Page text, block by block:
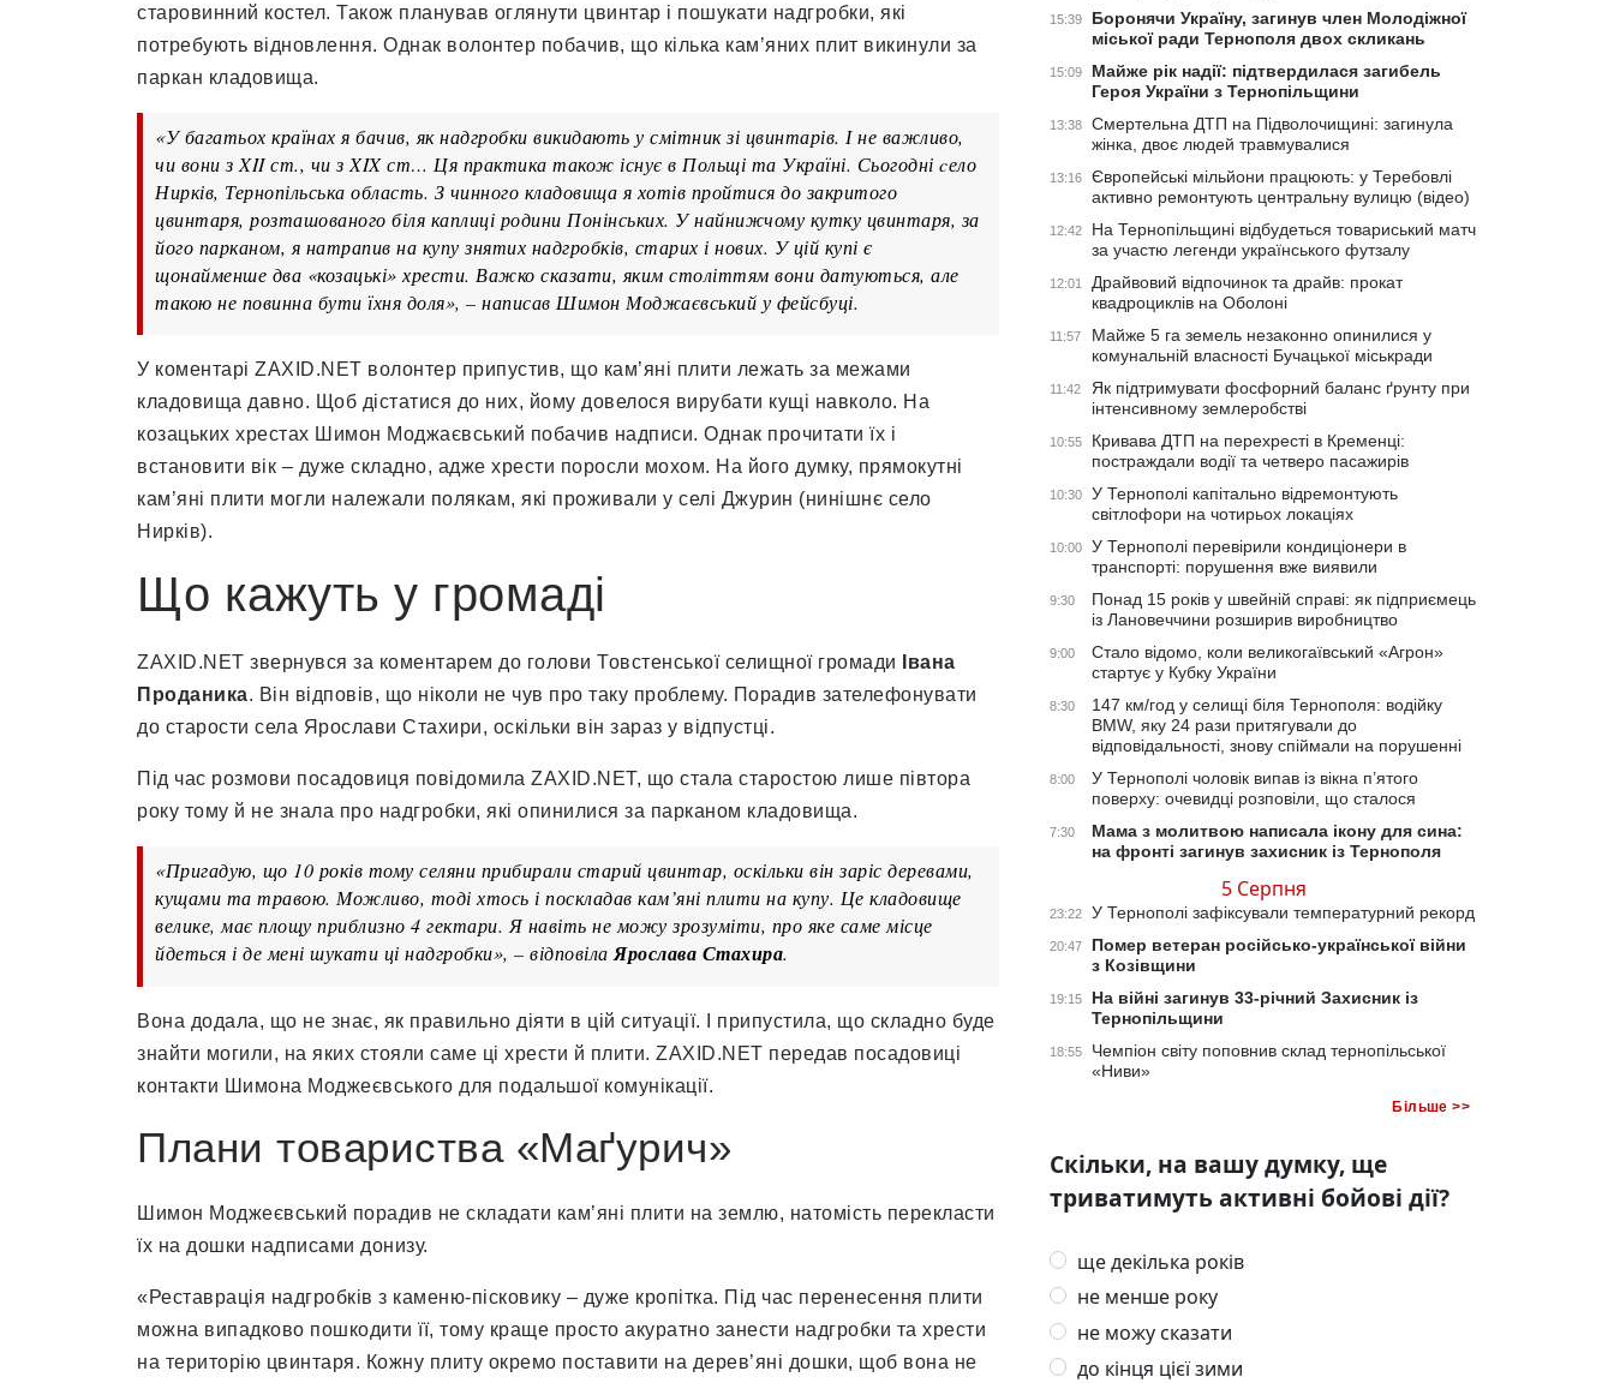
старовинний костел. Також планував оглянути цвинтар і пошукати надгробки, які
потребують відновлення. Однак волонтер побачив, що кілька кам’яних плит викинули за
паркан кладовища.
«У багатьох країнах я бачив, як надгробки викидають у смітник зі цвинтарів. І не важливо,
чи вони з XII ст., чи з XIX ст… Ця практика також існує в Польщі та Україні. Сьогодні cело
Нирків, Тернопільська область. З чинного кладовища я хотів пройтися до закритого
цвинтаря, розташованого біля каплиці родини Понінських. У найнижчому кутку цвинтаря, за
його парканом, я натрапив на купу знятих надгробків, старих і нових. У цій купі є
щонайменше два «козацькі» хрести. Важко сказати, яким століттям вони датуються, але
такою не повинна бути їхня доля», – написав Шимон Моджаєвський у фейсбуці.
У коментарі ZAXID.NET волонтер припустив, що кам’яні плити лежать за межами
кладовища давно. Щоб дістатися до них, йому довелося вирубати кущі навколо. На
козацьких хрестах Шимон Моджаєвський побачив надписи. Однак прочитати їх і
встановити вік – дуже складно, адже хрести поросли мохом. На його думку, прямокутні
кам’яні плити могли належали полякам, які проживали у селі Джурин (нинішнє село
Нирків).
Що кажуть у громаді
ZAXID.NET звернувся за коментарем до голови Товстенської селищної громади
Івана
Проданика. Він відповів, що ніколи не чув про таку проблему. Порадив зателефонувати
до старости села Ярослави Стахири, оскільки він зараз у відпустці.
Під час розмови посадовиця повідомила ZAXID.NET, що стала старостою лише півтора
року тому й не знала про надгробки, які опинилися за парканом кладовища.
«Пригадую, що 10 років тому селяни прибирали старий цвинтар, оскільки він заріс деревами,
кущами та травою. Можливо, тоді хтось і поскладав кам’яні плити на купу. Це кладовище
велике, має площу приблизно 4 гектари. Я навіть не можу зрозуміти, про яке саме місце
йдеться і де мені шукати ці надгробки», – відповіла Ярослава Стахира.
Вона додала, що не знає, як правильно діяти в цій ситуації. І припустила, що складно буде
знайти могили, на яких стояли саме ці хрести й плити. ZAXID.NET передав посадовиці
контакти Шимона Моджеєвського для подальшої комунікації.
Плани товариства «Маґурич»
Шимон Моджеєвський порадив не складати кам’яні плити на землю, натомість перекласти
їх на дошки надписами донизу.
«Реставрація надгробків з каменю-пісковику – дуже кропітка. Під час перенесення плити
можна випадково пошкодити її, тому краще просто акуратно занести надгробки та хрести
на територію цвинтаря. Кожну плиту окремо поставити на дерев’яні дошки, щоб вона не
15:39
Боронячи Україну, загинув член Молодіжної
міської ради Тернополя двох скликань
15:09
Майже рік надії: підтвердилася загибель
Героя України з Тернопільщини
13:38
Смертельна ДТП на Підволочищині: загинула
жінка, двоє людей травмувалися
13:16
Європейські мільйони працюють: у Теребовлі
активно ремонтують центральну вулицю (відео)
12:42
На Тернопільщині відбудеться товариський матч
за участю легенди українського футзалу
12:01
Драйвовий відпочинок та драйв: прокат
квадроциклів на Оболоні
11:57
Майже 5 га земель незаконно опинилися у
комунальній власності Бучацької міськради
11:42
Як підтримувати фосфорний баланс ґрунту при
інтенсивному землеробстві
10:55
Кривава ДТП на перехресті в Кременці:
постраждали водії та четверо пасажирів
10:30
У Тернополі капітально відремонтують
світлофори на чотирьох локаціях
10:00
У Тернополі перевірили кондиціонери в
транспорті: порушення вже виявили
9:30
Понад 15 років у швейній справі: як підприємець
із Лановеччини розширив виробництво
9:00
Стало відомо, коли великогаївський «Агрон»
стартує у Кубку України
8:30
147 км/год у селищі біля Тернополя: водійку
BMW, яку 24 рази притягували до
відповідальності, знову спіймали на порушенні
8:00
У Тернополі чоловік випав із вікна п’ятого
поверху: очевидці розповіли, що сталося
7:30
Мама з молитвою написала ікону для сина:
на фронті загинув захисник із Тернополя
5 Серпня
23:22 У Тернополі зафіксували температурний рекорд
20:47
Помер ветеран російсько-української війни
з Козівщини
19:15
На війні загинув 33-річний Захисник із
Тернопільщини
18:55
Чемпіон світу поповнив склад тернопільської
«Ниви»
Більше >>
Скільки, на вашу думку, ще
триватимуть активні бойові дії?
ще декілька років
не менше року
не можу сказати
до кінця цієї зими